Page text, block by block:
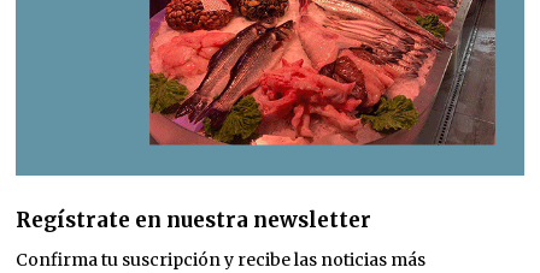
Regístrate en nuestra newsletter
Confirma tu suscripción y recibe las noticias más